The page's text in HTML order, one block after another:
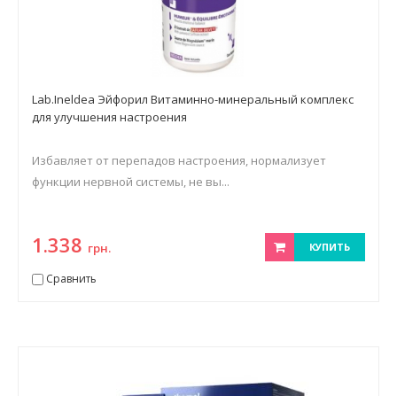
Lab.Ineldea Эйфорил Витаминно-минеральный комплекс
для улучшения настроения
Избавляет от перепадов настроения, нормализует
функции нервной системы, не вы...
1.338 грн. КУПИТЬ
Сравнить